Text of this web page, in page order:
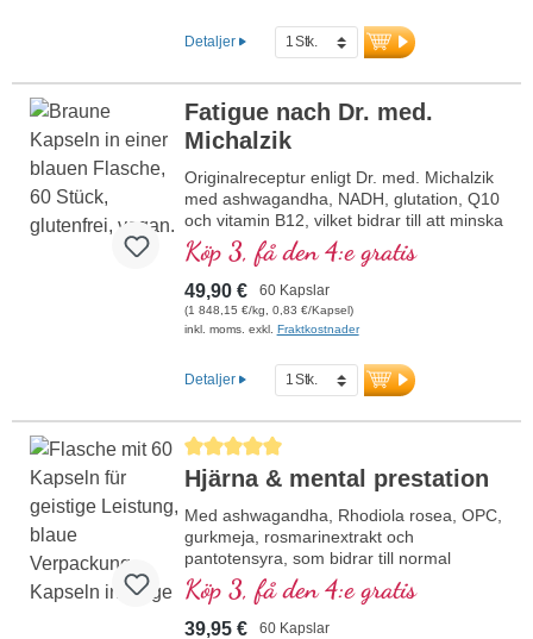
Detaljer
Fatigue nach Dr. med.
Michalzik
Originalreceptur enligt Dr. med. Michalzik
med ashwagandha, NADH, glutation, Q10
och vitamin B12, vilket bidrar till att minska
trötthet och utmattning. 20 års
produktionserfarenhet i Tyskland och 40
års erfarenhet av vitalämnen. Veganska
kapselhöljen fria från karragenan och
PEG samt aluminiumsfri försegling för din
premiumextrakt.
Köp 3, få den 4:e gratis
49,90 € 60 Kapslar
(1 848,15 €/kg, 0,83 €/Kapsel)
inkl. moms. exkl. Fraktkostnader
Detaljer
Genomsnittligt betyg på 5 av 5 stjärnor
Hjärna & mental prestation
Med ashwagandha, Rhodiola rosea, OPC,
gurkmeja, rosmarinextrakt och
pantotensyra, som bidrar till normal
mental prestationsförmåga och deltar i
syntesen och omsättningen av vissa
neurotransmittorer. B-vitaminer bioaktiva!
Köp 3, få den 4:e gratis
39,95 € 60 Kapslar